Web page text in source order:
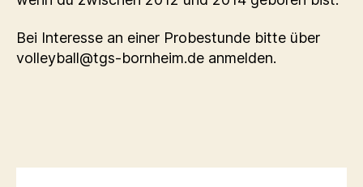
Bei Interesse an einer Probestunde bitte über
volleyball@tgs-bornheim.de anmelden.